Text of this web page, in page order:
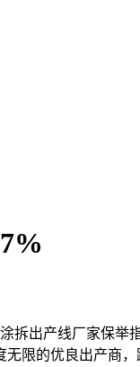
出产线厂家保举
限的优良出产商